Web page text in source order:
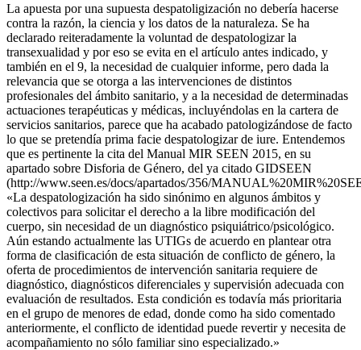
La apuesta por una supuesta despatoligización no debería hacerse
contra la razón, la ciencia y los datos de la naturaleza. Se ha
declarado reiteradamente la voluntad de despatologizar la
transexualidad y por eso se evita en el artículo antes indicado, y
también en el 9, la necesidad de cualquier informe, pero dada la
relevancia que se otorga a las intervenciones de distintos
profesionales del ámbito sanitario, y a la necesidad de determinadas
actuaciones terapéuticas y médicas, incluyéndolas en la cartera de
servicios sanitarios, parece que ha acabado patologizándose de facto
lo que se pretendía prima facie despatologizar de iure. Entendemos
que es pertinente la cita del Manual MIR SEEN 2015, en su
apartado sobre Disforia de Género, del ya citado GIDSEEN
(http://www.seen.es/docs/apartados/356/
«La despatologización ha sido sinónimo en algunos ámbitos y
colectivos para solicitar el derecho a la libre modificación del
cuerpo, sin necesidad de un diagnóstico psiquiátrico/psicológico.
Aún estando actualmente las UTIGs de acuerdo en plantear otra
forma de clasificación de esta situación de conflicto de género, la
oferta de procedimientos de intervención sanitaria requiere de
diagnóstico, diagnósticos diferenciales y supervisión adecuada con
evaluación de resultados. Esta condición es todavía más prioritaria
en el grupo de menores de edad, donde como ha sido comentado
anteriormente, el conflicto de identidad puede revertir y necesita de
acompañamiento no sólo familiar sino especializado.»